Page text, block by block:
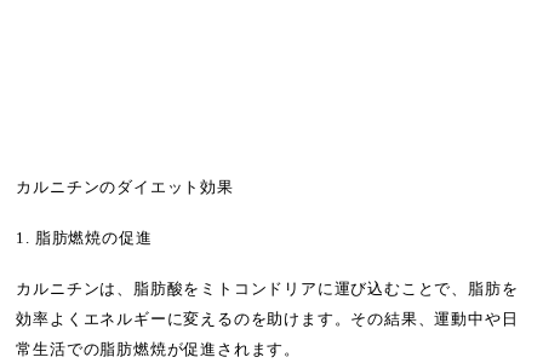
カルニチンのダイエット効果
1. 脂肪燃焼の促進
カルニチンは、脂肪酸をミトコンドリアに運び込むことで、脂肪を
効率よくエネルギーに変えるのを助けます。その結果、運動中や日
常生活での脂肪燃焼が促進されます。